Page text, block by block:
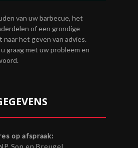
van uw barbecue, het
of een grondige
naar het geven van advies.
graag met uw probleem en
op afspraak: